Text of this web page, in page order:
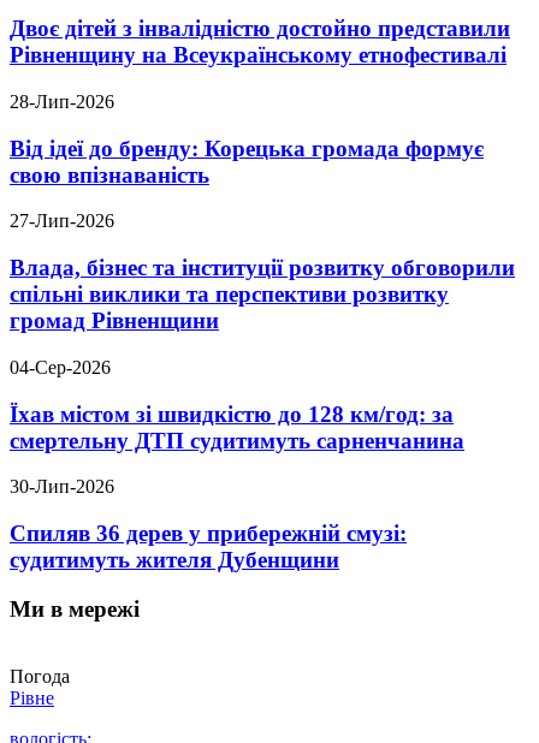
Двоє дітей з інвалідністю достойно представили
Рівненщину на Всеукраїнському етнофестивалі
28-Лип-2026
Від ідеї до бренду: Корецька громада формує
свою впізнаваність
27-Лип-2026
Влада, бізнес та інституції розвитку обговорили
спільні виклики та перспективи розвитку
громад Рівненщини
04-Сер-2026
Їхав містом зі швидкістю до 128 км/год: за
смертельну ДТП судитимуть сарненчанина
30-Лип-2026
Спиляв 36 дерев у прибережній смузі:
судитимуть жителя Дубенщини
Ми в мережі
Погода
Рівне